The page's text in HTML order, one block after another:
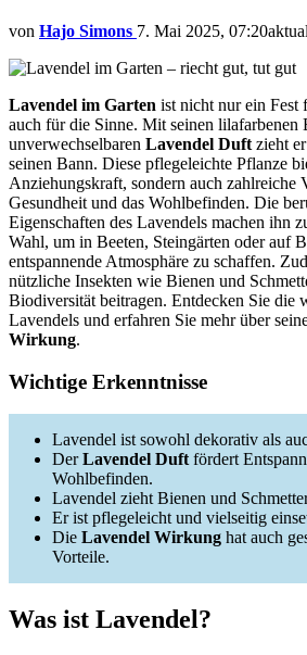
von Hajo Simons 7. Mai 2025, 07:20
Lavendel im Garten ist nicht nur ein Fest
auch für die Sinne. Mit seinen lilafarbenen
unverwechselbaren Lavendel Duft zieht
seinen Bann. Diese pflegeleichte Pflanze
Anziehungskraft, sondern auch zahlreiche
Gesundheit und das Wohlbefinden. Die
Eigenschaften des Lavendels machen ihn
Wahl, um in Beeten, Steingärten oder auf
entspannende Atmosphäre zu schaffen.
nützliche Insekten wie Bienen und
Biodiversität beitragen. Entdecken Sie die
Lavendels und erfahren Sie mehr über
Wirkung.
Wichtige Erkenntnisse
Lavendel ist sowohl dekorativ als
DerLavendel Duft fördert
Wohlbefinden.
Lavendel zieht Bienen und
Er ist pflegeleicht und vielseitig
Die Lavendel Wirkung hat auch
Vorteile.
Was ist Lavendel?